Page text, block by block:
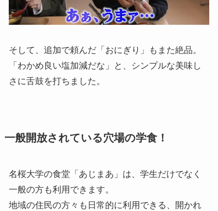
そして、追加で頼んだ「おにぎり」もまた絶品。
「わかめ良い塩加減だな」と、シンプルな美味し
さに舌鼓を打ちました。
一般開放されている穴場の学食！
名桜大学の食堂「あじまあ」は、学生だけでなく
一般の方も利用できます。
地域の住民の方々も日常的に利用できる、開かれ